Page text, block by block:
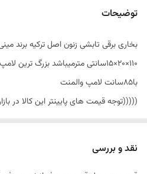
استاندارجهانی
ارسال فوری درصورت
طول وابعاد المنت
ولامپ
۱۱۰سانت بخاری،۸۵سانت لامپ والمنت
توضیحات
۱۱۰×۲۰×۱۵سانتی مترمیباشد بزرگ
با۸۵سانت لامپ والمنت
(((((توجه قیمت های پایینتر این کالا در
نقد و بررسی